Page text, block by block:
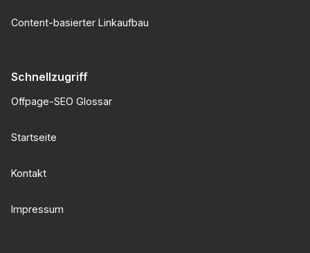
Content-basierter Linkaufbau
Schnellzugriff
Offpage-SEO Glossar
Startseite
Kontakt
Impressum